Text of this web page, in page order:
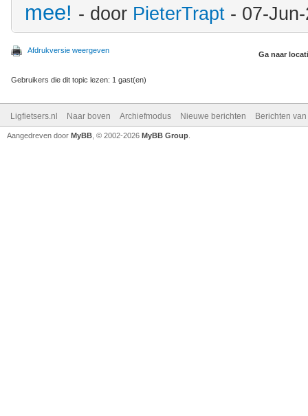
mee! - door PieterTrapt - 07-
Afdrukversie weergeven Ga naar
Gebruikers die dit topic lezen: 1 gast(en)
Ligfietsers.nl Naar boven Archiefmodus Nieuwe berichten Berichten
Aangedreven door MyBB , © 2002-2026 MyBB Group